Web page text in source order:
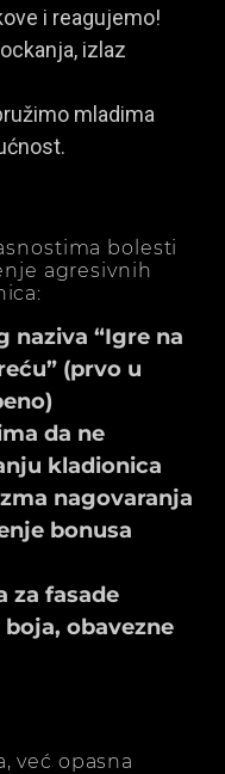
i reagujemo!
izlaz
mladima
bolesti
agresivnih
naziva “Igre na
(prvo u
da ne
kladionica
nagovaranja
bonusa
za fasade
obavezne
već opasna